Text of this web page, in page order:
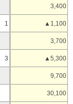
3,400
1 ▲1,100
3,700
3 ▲5,300
9,700
30,100